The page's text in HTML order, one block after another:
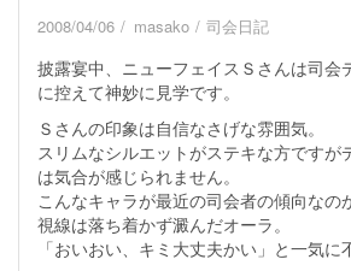
2008/04/06 masako 司会日記
披露宴中、ニューフェイスＳさんは司会
に控えて神妙に見学です。
Ｓさんの印象は自信なさげな雰囲気。
スリムなシルエットがステキな方ですが
は気合が感じられません。
こんなキャラが最近の司会者の傾向なの
視線は落ち着かず澱んだオーラ。
「おいおい、キミ大丈夫かい」と一気に